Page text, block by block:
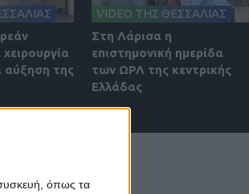
όπως τα
αύξηση της
VIDEO ΤΗΣ ΘΕΣΣΑΛΙΑΣ
Στη Λάρισα η
επιστημονική ημερίδα
των ΩΡΛ της κεντρικής
Ελλάδας